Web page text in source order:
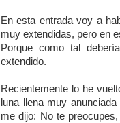
En esta entrada voy a
muy extendidas, pero en
Porque como tal
extendido.
Recientemente lo he
luna llena muy
me dijo: No te